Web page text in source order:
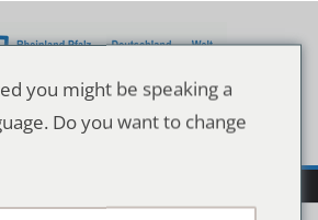
you might be speaking a
Do you want to change